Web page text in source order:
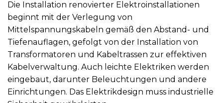
Die Installation renovierter Elektroinstallationen
beginnt mit der Verlegung von
Mittelspannungskabeln gemäß den Abstand- und
Tiefenauflagen, gefolgt von der Installation von
Transformatoren und Kabeltrassen zur effektiven
Kabelverwaltung. Auch leichte Elektriken werden
eingebaut, darunter Beleuchtungen und andere
Einrichtungen. Das Elektrikdesign muss industrielle